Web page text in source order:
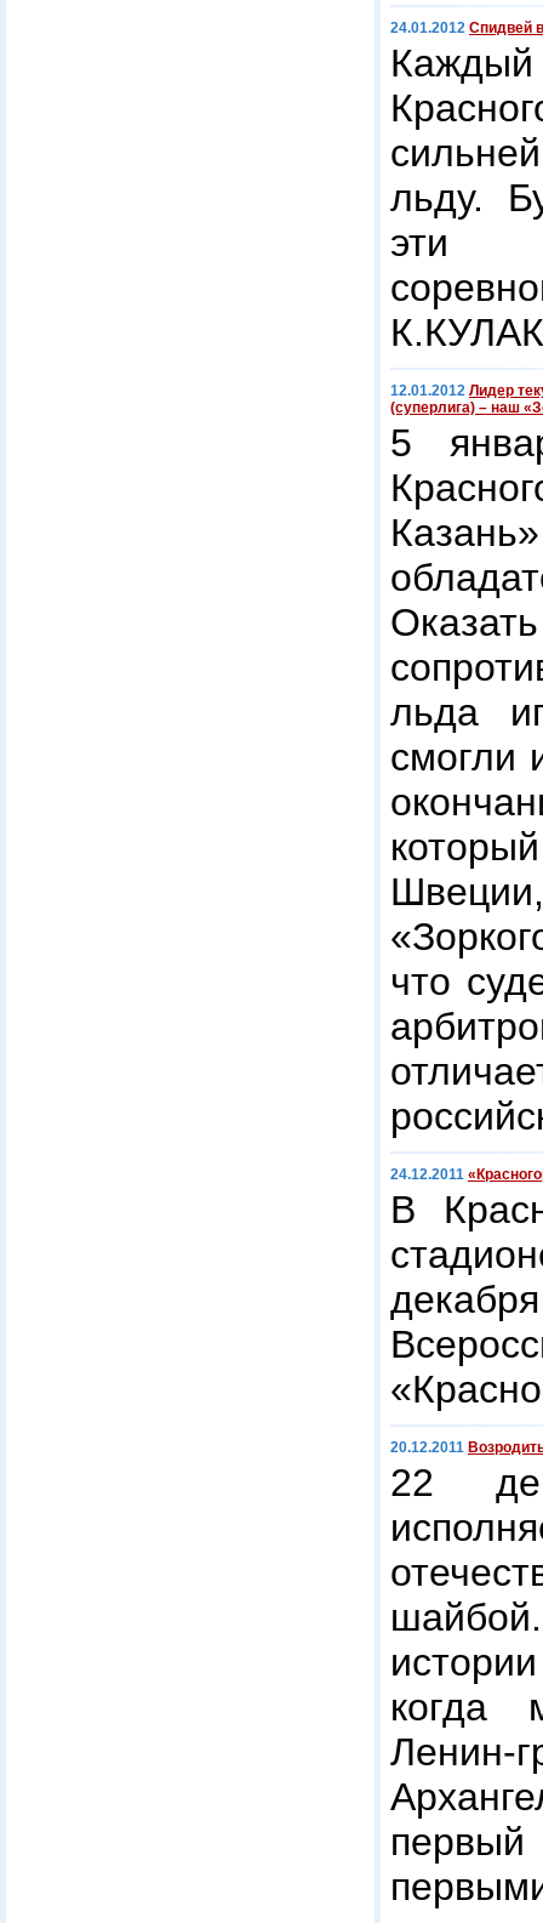
24.01.2012 Спидвей
Каждый
льду.
эти
12.01.2012 Лидер
(суперлига) – наш
5
льда
смогли
что
24.12.2011
В
20.12.2011
22
когда
Ленин-